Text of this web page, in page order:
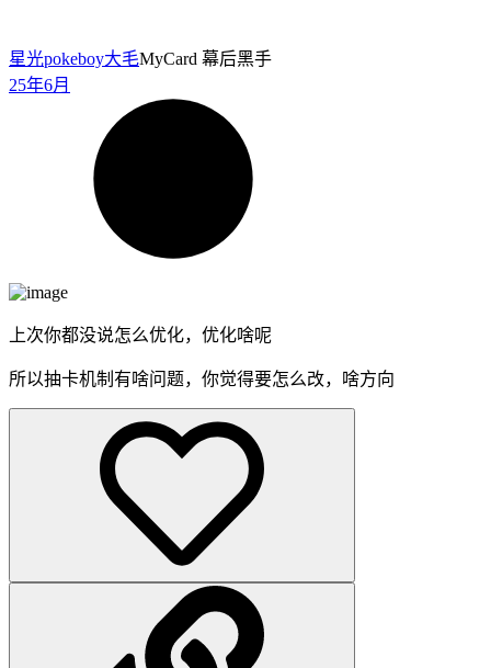
星光pokeboy大毛MyCard 幕后黑手
25年6月
上次你都没说怎么优化，优化啥呢
所以抽卡机制有啥问题，你觉得要怎么改，啥方向